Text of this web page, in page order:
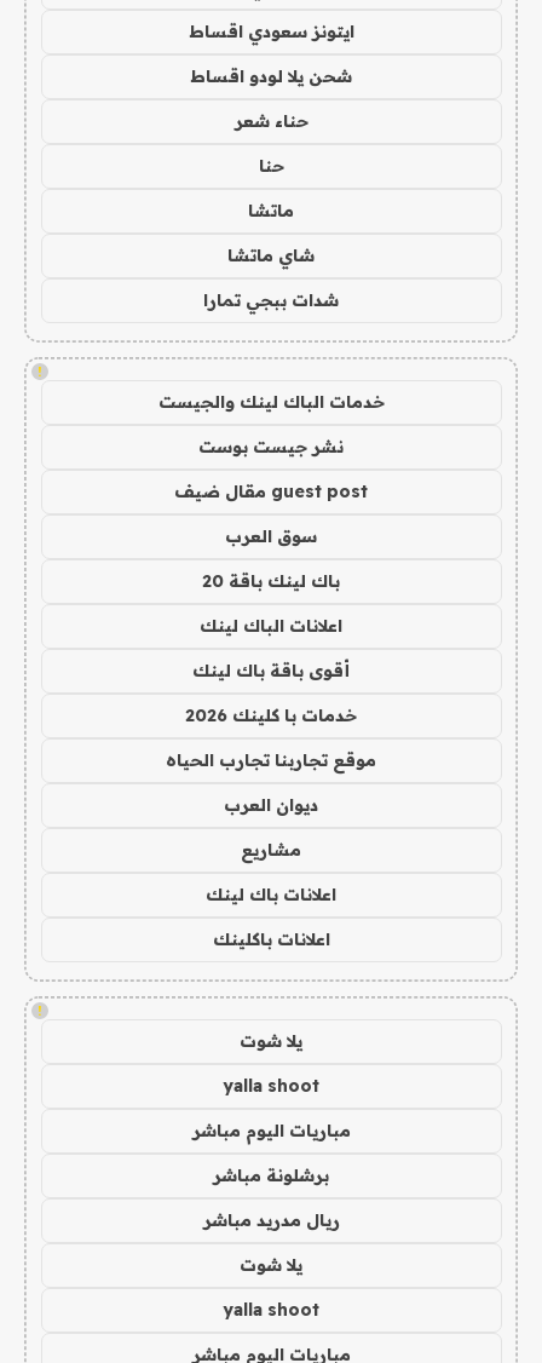
ايتونز سعودي اقساط
شحن يلا لودو اقساط
حناء شعر
حنا
ماتشا
شاي ماتشا
شدات ببجي تمارا
!
خدمات الباك لينك والجيست
نشر جيست بوست
guest post مقال ضيف
سوق العرب
باك لينك باقة 20
اعلانات الباك لينك
أقوى باقة باك لينك
خدمات با كلينك 2026
موقع تجاربنا تجارب الحياه
ديوان العرب
مشاريع
اعلانات باك لينك
اعلانات باكلينك
!
يلا شوت
yalla shoot
مباريات اليوم مباشر
برشلونة مباشر
ريال مدريد مباشر
يلا شوت
yalla shoot
مباريات اليوم مباشر